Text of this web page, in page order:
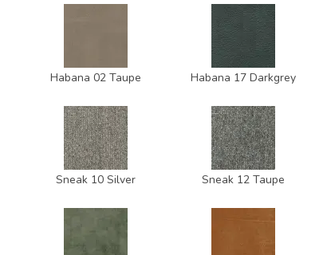
Habana 02 Taupe Habana 17 Darkgrey
Sneak 10 Silver Sneak 12 Taupe